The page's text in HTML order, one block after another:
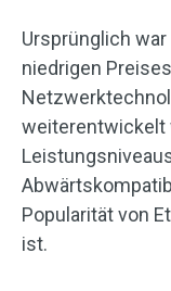
Ursprünglich
niedrigen
weiterentwickelt
Popularität von
ist.